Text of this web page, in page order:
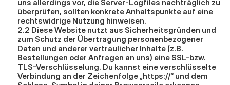
uns allerdings vor, die Server-Logfiles nachträglich zu
überprüfen, sollten konkrete Anhaltspunkte auf eine
rechtswidrige Nutzung hinweisen.
2.2 Diese Website nutzt aus Sicherheitsgründen und
zum Schutz der Übertragung personenbezogener
Daten und anderer vertraulicher Inhalte (z.B.
Bestellungen oder Anfragen an uns) eine SSL-bzw.
TLS-Verschlüsselung. Du kannst eine verschlüsselte
Verbindung an der Zeichenfolge „https://“ und dem